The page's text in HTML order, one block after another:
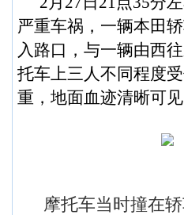
严重车祸 ，一辆本田
入路口，与一辆由西
托车上三人不同程度
重，地面血迹清晰可见
摩托车当时撞在